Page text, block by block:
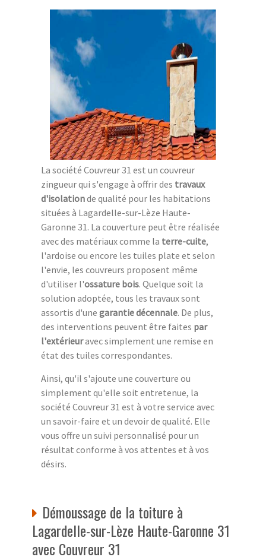
La société Couvreur 31 est un couvreur
zingueur qui s'engage à offrir des travaux
d'isolationde qualité pour les habitations
situées à Lagardelle-sur-Lèze Haute-
Garonne 31. La couverture peut être réalisée
avec des matériaux comme la terre-cuite,
l'ardoise ou encore les tuiles plate et selon
l'envie, les couvreurs proposent même
d'utiliser l'ossature bois. Quelque soit la
solution adoptée, tous les travaux sont
assortis d'une garantie décennale. De plus,
des interventions peuvent être faites par
l'extérieuravec simplement une remise en
état des tuiles correspondantes.
Ainsi, qu'il s'ajoute une couverture ou
simplement qu'elle soit entretenue, la
société Couvreur 31 est à votre service avec
un savoir-faire et un devoir de qualité. Elle
vous offre un suivi personnalisé pour un
résultat conforme à vos attentes et à vos
désirs.
Démoussage de la toiture à
Lagardelle-sur-Lèze Haute-Garonne 31
avec Couvreur 31